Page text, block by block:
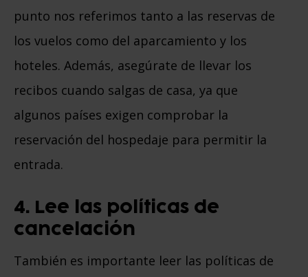
punto nos referimos tanto a las reservas de
los vuelos como del aparcamiento y los
hoteles. Además, asegúrate de llevar los
recibos cuando salgas de casa, ya que
algunos países exigen comprobar la
reservación del hospedaje para permitir la
entrada.
4. Lee las políticas de
cancelación
También es importante leer las políticas de